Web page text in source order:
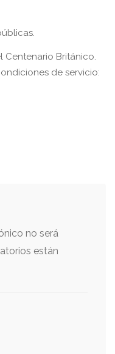
Centenario Británico.
de servicio:
no será
están